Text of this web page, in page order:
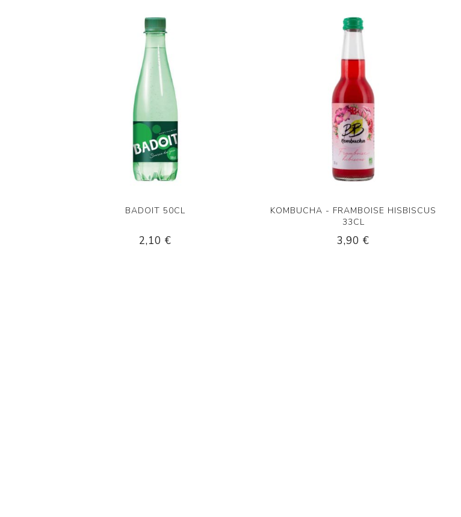
BADOIT 50CL
2,10 €
KOMBUCHA - FRAMBOISE HISBISCUS
33CL
3,90 €